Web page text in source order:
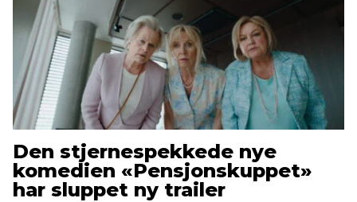
Den stjernespekkede nye
komedien «Pensjonskuppet»
har sluppet ny trailer